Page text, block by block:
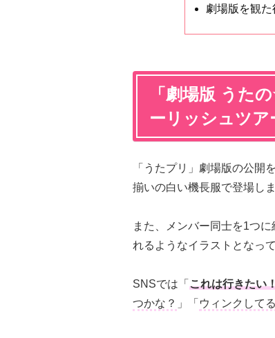
劇場版を観
「劇場版 うた
ーリッシュツア
「うたプリ」劇場版の公開
揃いの白い機長服で登場しま
また、メンバー同士を1つに
れるようなイラストとなって
SNSでは「 これは行きたい
つかな？ 」「 ウィンクして